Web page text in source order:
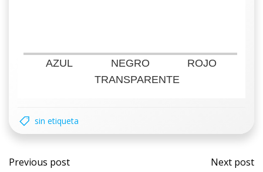
AZUL
NEGRO
TRANSPARENTE
ROJO
sin etiqueta
Previous post Next post